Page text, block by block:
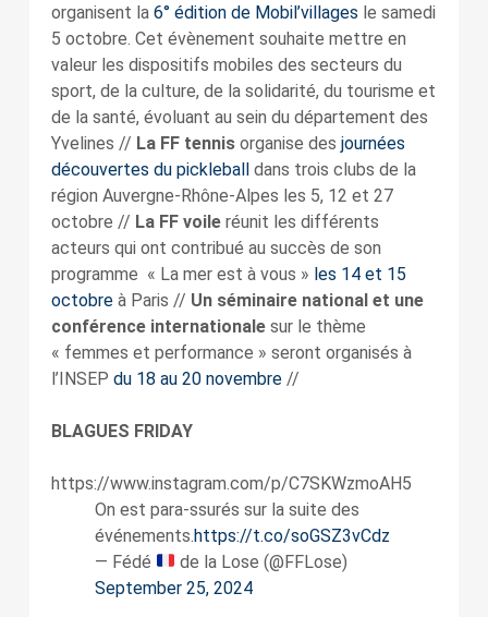
organisent la 6° édition de Mobil’villages le samedi
5 octobre. Cet évènement souhaite mettre en
valeur les dispositifs mobiles des secteurs du
sport, de la culture, de la solidarité, du tourisme et
de la santé, évoluant au sein du département des
Yvelines // La FF tennisorganise des journées
découvertes du pickleballdans trois clubs de la
région Auvergne-Rhône-Alpes les 5, 12 et 27
octobre // La FF voileréunit les différents
acteurs qui ont contribué au succès de son
programme « La mer est à vous » les 14 et 15
octobreà Paris // Un séminaire national et une
conférence internationalesur le thème
« femmes et performance » seront organisés à
l’INSEP du 18 au 20 novembre//
BLAGUES FRIDAY
https://www.instagram.com/p/C7SKWzmoAH5
On est para-ssurés sur la suite des
événements. https://t.co/soGSZ3vCdz
— Fédé
de la Lose (@FFLose)
September 25, 2024